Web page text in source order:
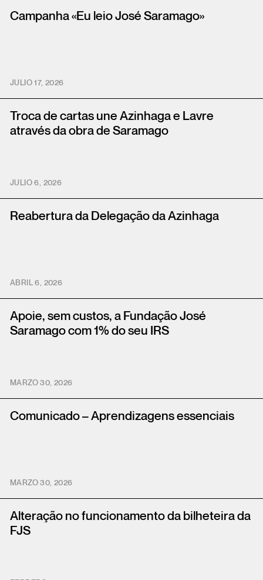
Campanha «Eu leio José Saramago»
JULIO 17, 2026
Troca de cartas une Azinhaga e Lavre
através da obra de Saramago
JULIO 6, 2026
Reabertura da Delegação da Azinhaga
ABRIL 6, 2026
Apoie, sem custos, a Fundação José
Saramago com 1% do seu IRS
MARZO 30, 2026
Comunicado – Aprendizagens essenciais
MARZO 30, 2026
Alteração no funcionamento da bilheteira da
FJS